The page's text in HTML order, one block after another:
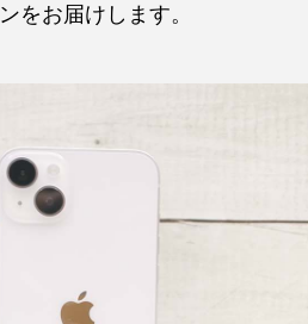
をお届けします。